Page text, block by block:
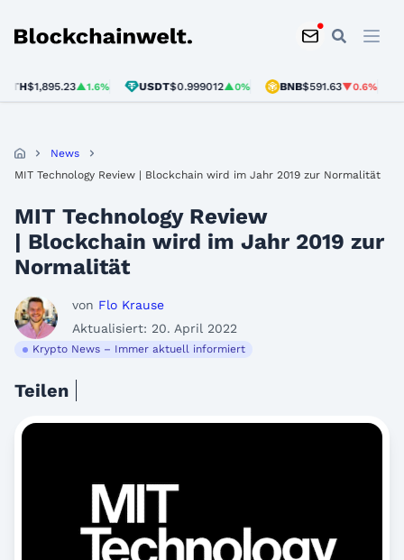
Blockchainwelt
$1,895.23▲1.6% USDT$0.999012▲0% BNB$591.63▼0.6%
News
MIT Technology Review | Blockchain wird im Jahr 2019 zur Normalität
MIT Technology Review
| Blockchain wird im Jahr 2019 zur
Normalität
von Flo Krause
Aktualisiert: 20. April 2022
Krypto News – Immer aktuell informiert
Teilen